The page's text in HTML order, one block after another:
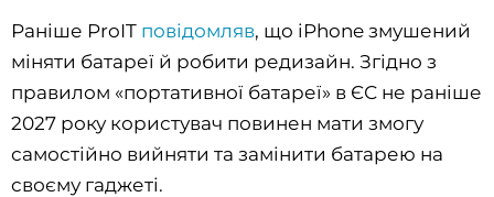
Раніше ProIT повідомляв, що iPhone змушений
міняти батареї й робити редизайн. Згідно з
правилом «портативної батареї» в ЄС не раніше
2027 року користувач повинен мати змогу
самостійно вийняти та замінити батарею на
своєму гаджеті.